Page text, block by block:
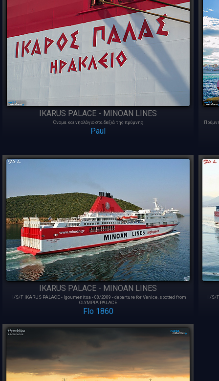
IKARUS PALACE - MINOAN LINES
Όνομα και νηολόγιο στα δεξιά της πρύμνης
Paul
IKARUS PALACE - MINOAN LINES
H/S/F IKARUS PALACE - Igoumenitsa - 08/2009 - departure for Venice, spotted from
OLYMPIA PALACE
Flo 1860
H/S/